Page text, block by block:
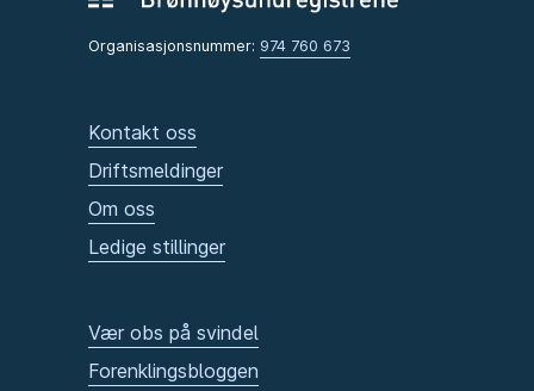
Organisasjonsnummer: 974 760 673
Kontakt oss
Driftsmeldinger
Om oss
Ledige stillinger
Vær obs på svindel
Forenklingsbloggen